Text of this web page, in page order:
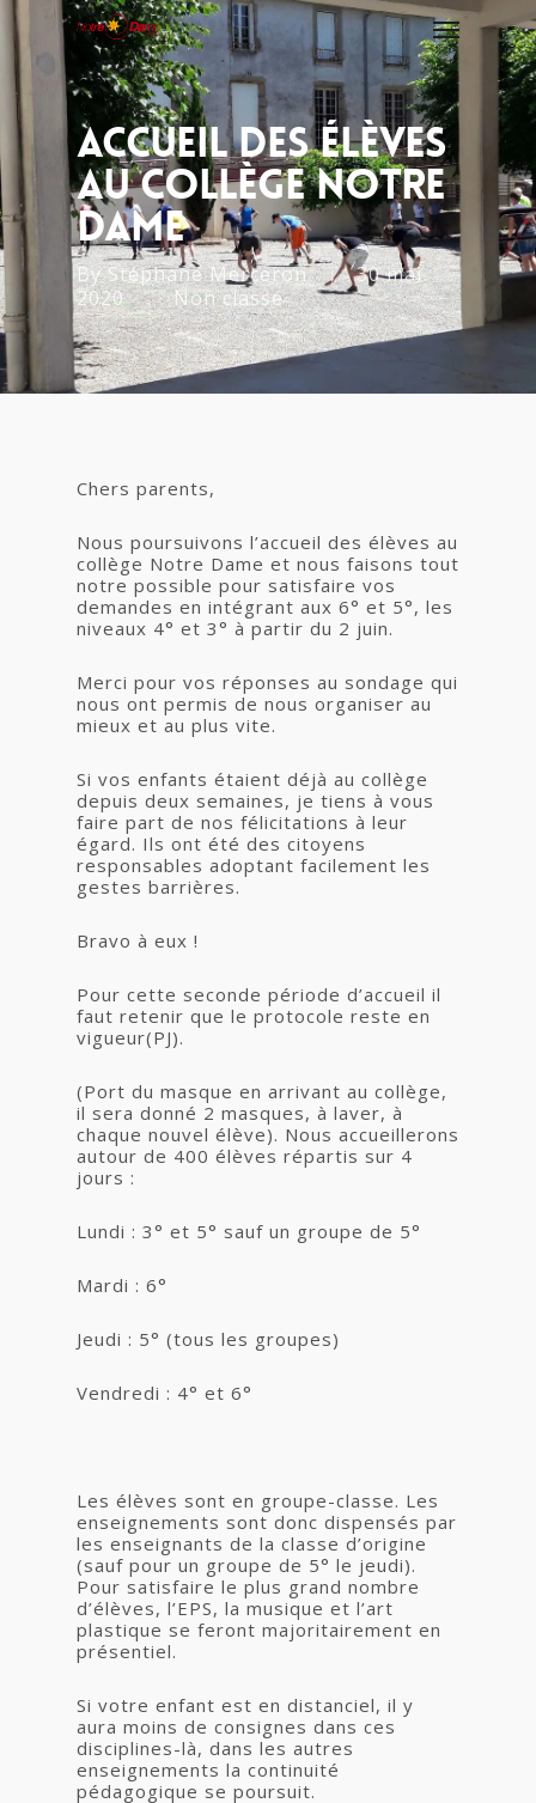
Accueil Des Élèves
Au Collège Notre
Dame
ByStéphane Merceron
30 mai
2020
Non classé
Chers parents,
Nous poursuivons l’accueil des élèves au
collège Notre Dame et nous faisons tout
notre possible pour satisfaire vos
demandes en intégrant aux 6° et 5°, les
niveaux 4° et 3° à partir du 2 juin.
Merci pour vos réponses au sondage qui
nous ont permis de nous organiser au
mieux et au plus vite.
Si vos enfants étaient déjà au collège
depuis deux semaines, je tiens à vous
faire part de nos félicitations à leur
égard. Ils ont été des citoyens
responsables adoptant facilement les
gestes barrières.
Bravo à eux !
Pour cette seconde période d’accueil il
faut retenir que le protocole reste en
vigueur(PJ).
(Port du masque en arrivant au collège,
il sera donné 2 masques, à laver, à
chaque nouvel élève). Nous accueillerons
autour de 400 élèves répartis sur 4
jours :
Lundi : 3° et 5° sauf un groupe de 5°
Mardi : 6°
Jeudi : 5° (tous les groupes)
Vendredi : 4° et 6°
Les élèves sont en groupe-classe. Les
enseignements sont donc dispensés par
les enseignants de la classe d’origine
(sauf pour un groupe de 5° le jeudi).
Pour satisfaire le plus grand nombre
d’élèves, l’EPS, la musique et l’art
plastique se feront majoritairement en
présentiel.
Si votre enfant est en distanciel, il y
aura moins de consignes dans ces
disciplines-là, dans les autres
enseignements la continuité
pédagogique se poursuit.